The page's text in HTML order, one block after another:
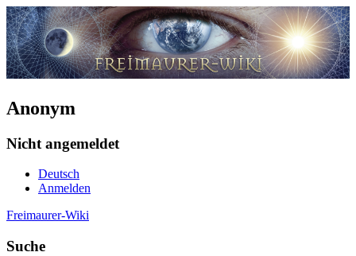
Anonym
Nicht angemeldet
Deutsch
Anmelden
Freimaurer-Wiki
Suche